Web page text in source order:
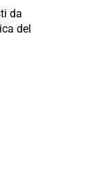
da
del